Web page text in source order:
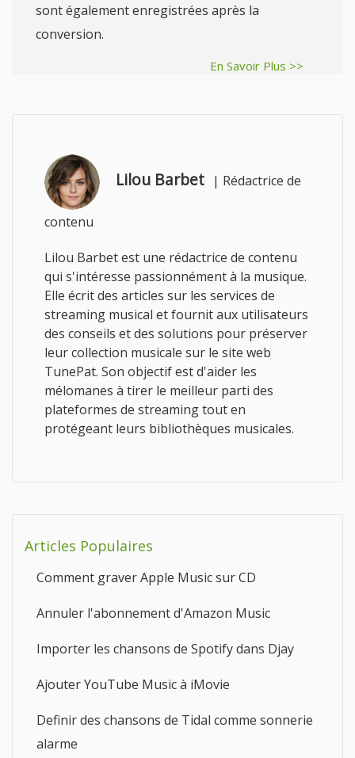
sont également enregistrées après la
conversion.
En Savoir Plus >>
Lilou Barbet | Rédactrice de
contenu
Lilou Barbet est une rédactrice de contenu
qui s'intéresse passionnément à la musique.
Elle écrit des articles sur les services de
streaming musical et fournit aux utilisateurs
des conseils et des solutions pour préserver
leur collection musicale sur le site web
TunePat. Son objectif est d'aider les
mélomanes à tirer le meilleur parti des
plateformes de streaming tout en
protégeant leurs bibliothèques musicales.
Articles Populaires
Comment graver Apple Music sur CD
Annuler l'abonnement d'Amazon Music
Importer les chansons de Spotify dans Djay
Ajouter YouTube Music à iMovie
Definir des chansons de Tidal comme sonnerie
alarme